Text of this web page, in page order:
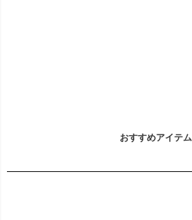
おすすめアイテム